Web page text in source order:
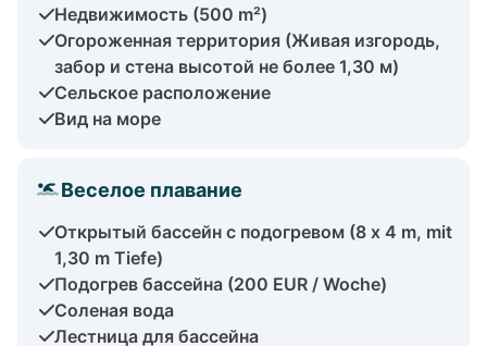
Недвижимость (500 m²)
Огороженная территория (Живая изгородь,
забор и стена высотой не более 1,30 м)
Сельское расположение
Вид на море
Веселое плавание
Открытый бассейн с подогревом (8 x 4 m, mit
1,30 m Tiefe)
Подогрев бассейна (200 EUR / Woche)
Соленая вода
Лестница для бассейна